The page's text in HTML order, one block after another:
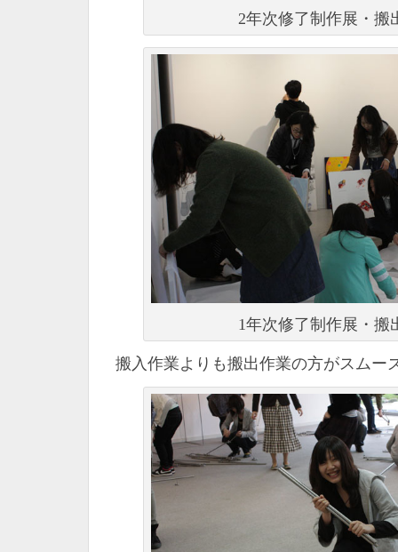
2年次修了制作展・搬
1年次修了制作展・搬
搬入作業よりも搬出作業の方がスムー